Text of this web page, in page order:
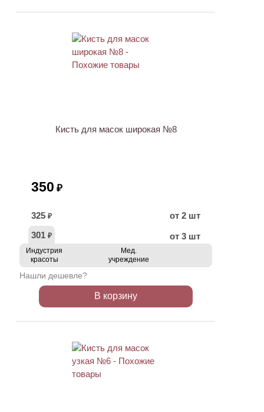
Кисть для масок широкая №8
350 ₽
325 ₽
от 2 шт
301 ₽ от 3 шт
Индустрия
красоты
Мед.
учреждение
Нашли дешевле?
В корзину